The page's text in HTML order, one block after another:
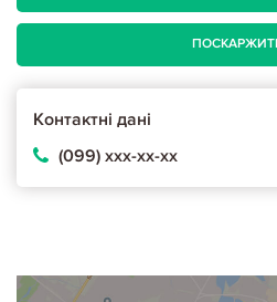
Контактні дані
(099) ххх-хх-хх